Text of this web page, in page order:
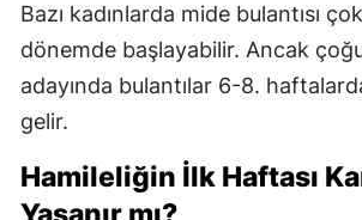
Bazı kadınlarda mide bulantısı
dönemde başlayabilir. Ancak
adayında bulantılar 6-8.
gelir.
Hamileliğin İlk Haftası